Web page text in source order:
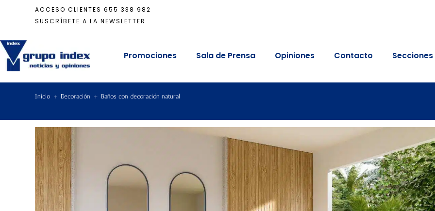
ACCESO CLIENTES 655 338 982
SUSCRÍBETE A LA NEWSLETTER
Promociones Sala de Prensa Opiniones Contacto Secciones
Inicio + Decoración + Baños con decoración natural